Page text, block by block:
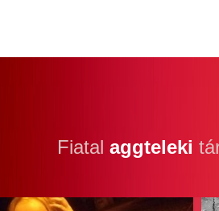
Fiatal aggteleki